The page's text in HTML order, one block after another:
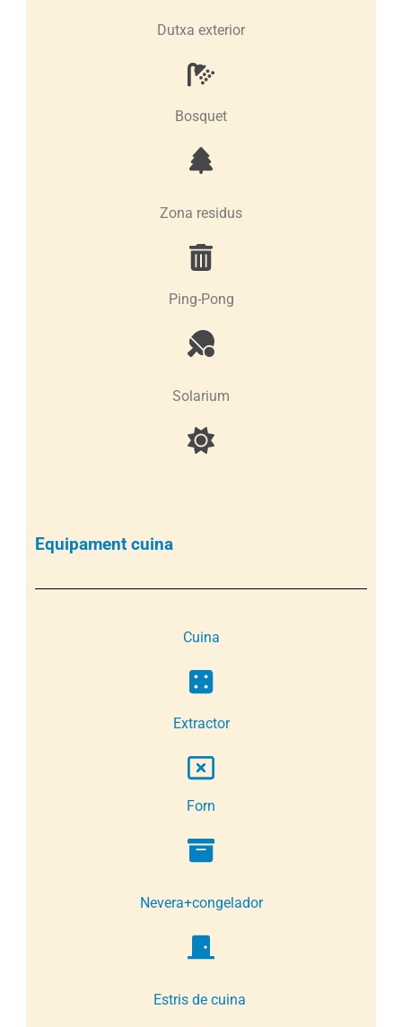
Dutxa exterior
Bosquet
Zona residus
Ping-Pong
Solarium
Equipament cuina
Cuina
Extractor
Forn
Nevera+congelador
Estris de cuina